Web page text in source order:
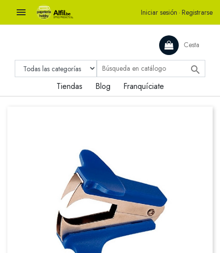
 Iniciar sesión · Registrarse
Cesta

Tiendas Blog Franquíciate